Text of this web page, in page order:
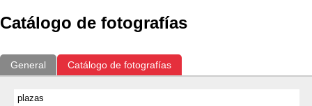
Catálogo de fotografías
General Catálogo de fotografías